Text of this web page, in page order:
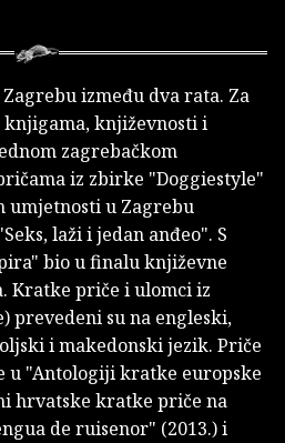
između dva rata. Za
književnosti i
zagrebačkom
iz zbirke "Doggiestyle"
umjetnosti u Zagrebu
laži i jedan anđeo". S
bio u finalu književne
Kratke priče i ulomci iz
prevedeni su na engleski,
i makedonski jezik. Priče
u "Antologiji kratke europske
hrvatske kratke priče na
de ruisenor" (2013.) i